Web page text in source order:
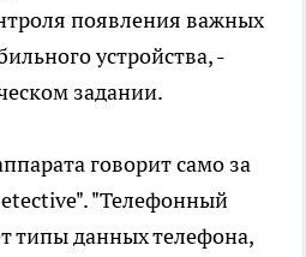
появления важных
устройства, -
задании.
говорит само за
"Телефонный
типы данных телефона,